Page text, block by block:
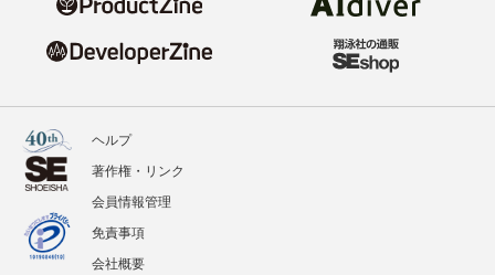
ヘルプ
著作権・リンク
会員情報管理
免責事項
会社概要